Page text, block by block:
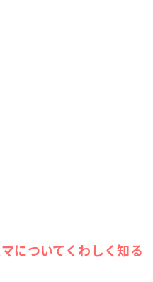
についてくわしく知る